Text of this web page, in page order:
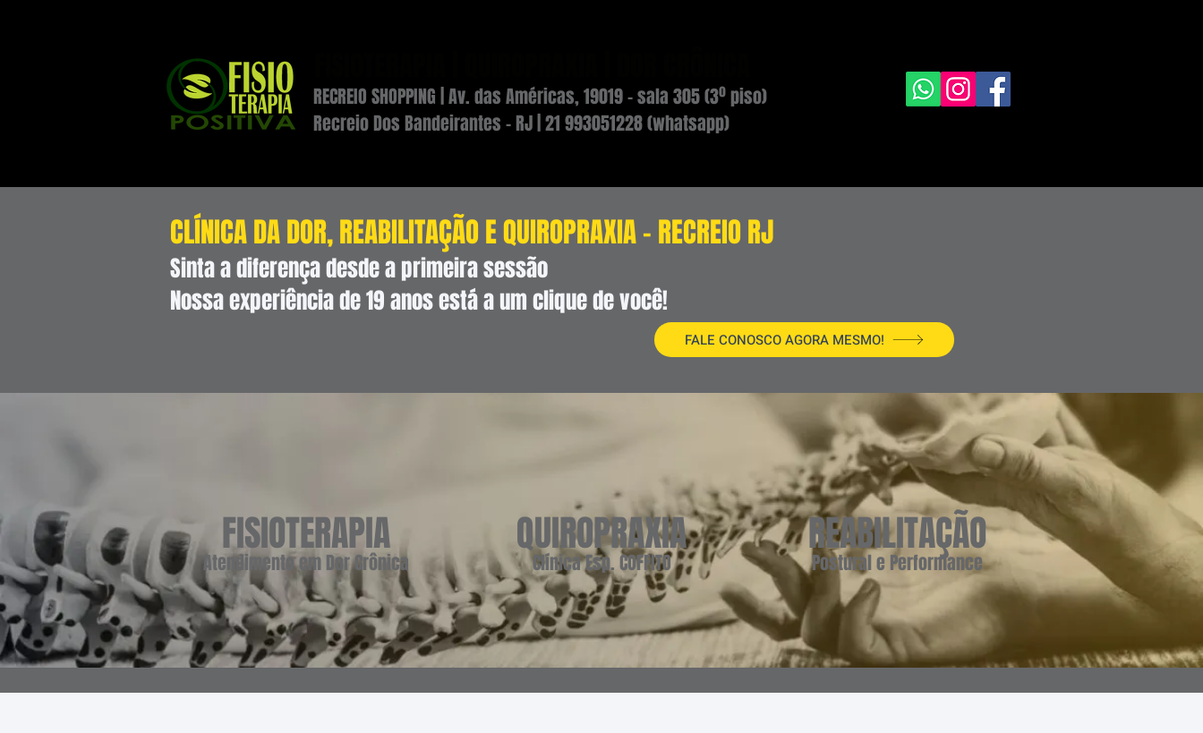
RECREIO SHOPPING | Av. das Américas, 19019 - sala 305 (3º piso)
Recreio Dos Bandeirantes - RJ | 21 993051228 (whatsapp)
CLÍNICA DA DOR, REABILITAÇÃO E QUIROPRAXIA - RECREIO RJ
Sinta a diferença desde a primeira sessão
Nossa experiência de 19 anos está a um clique de você!
FALE CONOSCO AGORA MESMO!
FISIOTERAPIA
Atendimento em Dor Crônica Clínica Esp. COFFITO
QUIROPRAXIA
Postural e Performance
REABILITAÇÃO